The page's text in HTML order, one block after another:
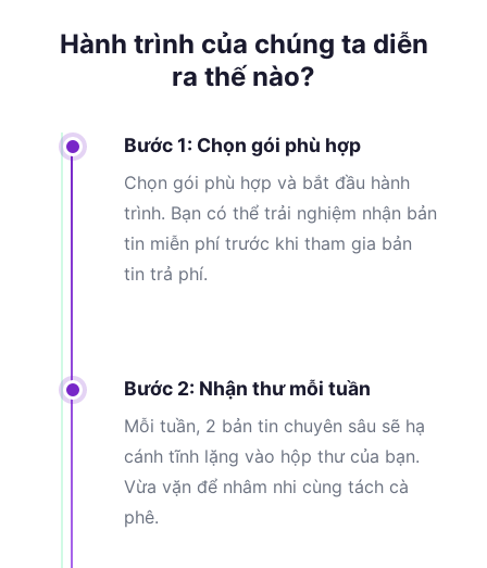
Hành trình của chúng ta diễn
ra thế nào?
Bước 1: Chọn gói phù hợp
Chọn gói phù hợp và bắt đầu hành
trình. Bạn có thể trải nghiệm nhận bản
tin miễn phí trước khi tham gia bản
tin trả phí.
Bước 2: Nhận thư mỗi tuần
Mỗi tuần, 2 bản tin chuyên sâu sẽ hạ
cánh tĩnh lặng vào hộp thư của bạn.
Vừa vặn để nhâm nhi cùng tách cà
phê.